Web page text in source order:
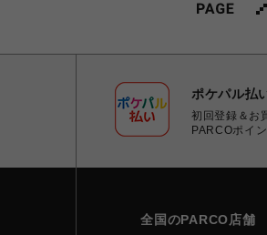
ポケパル払
初回登録＆お
PARCOポイ
全国のPARCO店舗